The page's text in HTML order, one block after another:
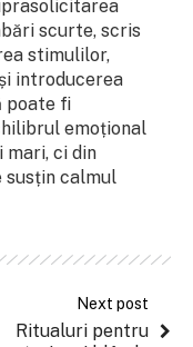
scurte, scris
stimulilor,
introducerea
poate fi
emoțional
mari, ci din
susțin calmul
Next post
Ritualuri pentru